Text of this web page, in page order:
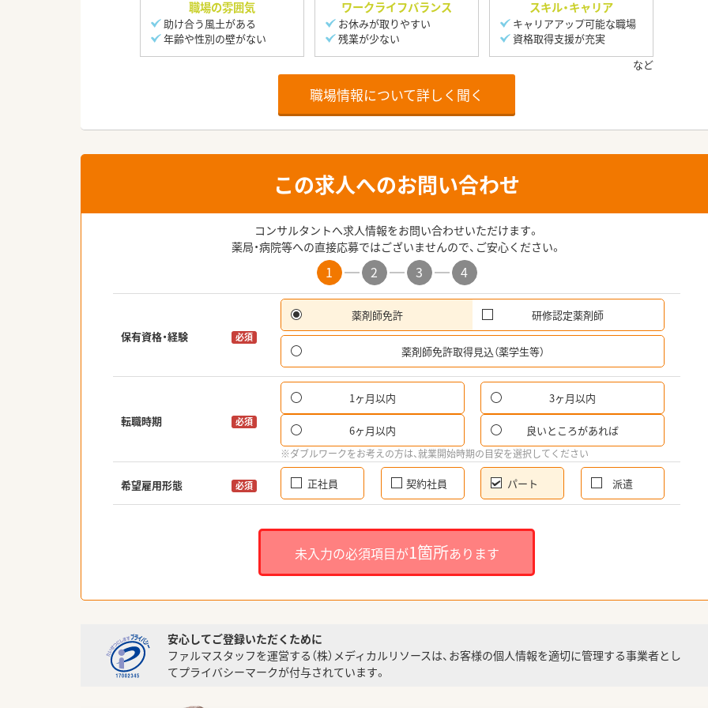
職場の雰囲気
助け合う風土がある
年齢や性別の壁がない
ワークライフバランス
お休みが取りやすい
残業が少ない
スキル・キャリア
キャリアアップ可能な職場
資格取得支援が充実
職場情報について詳しく聞く
この求人へのお問い合わせ
コンサルタントへ求人情報をお問い合わせいただけます。
薬局・病院等への直接応募ではございませんので、ご安心ください。
1 2 3 4
保有資格・経験 必須
薬剤師免許 研修認定薬剤師
薬剤師免許取得見込（薬学生等）
転職時期 必須
1ヶ月以内 3ヶ月以内
6ヶ月以内 良いところがあれば
※ダブルワークをお考えの方は、就業開始時期の目安を選択してください
希望雇用形態 必須 正社員 契約社員 パート 派遣
未入力の必須項目が1箇所あります
安心してご登録いただくために
ファルマスタッフを運営する（株）メディカルリソースは、お客様の個人情報を適切に管理する事業者とし
てプライバシーマークが付与されています。